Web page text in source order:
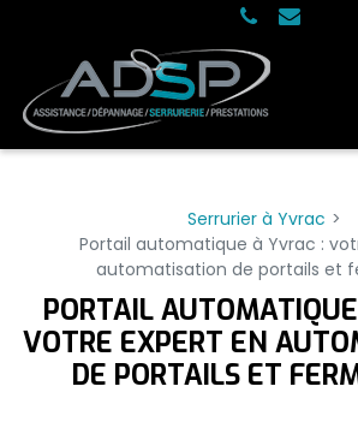
Serrurier à Yvrac
Portail automatique à Yvrac :
automatisation de portails et
PORTAIL
VOTRE EXPERT EN
DE PORTAILS ET
Panneau de gestion des cookies